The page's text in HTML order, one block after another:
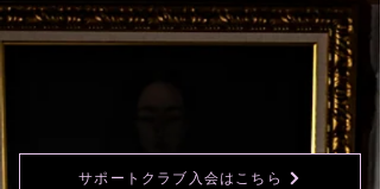
サポートクラブ入会はこちら